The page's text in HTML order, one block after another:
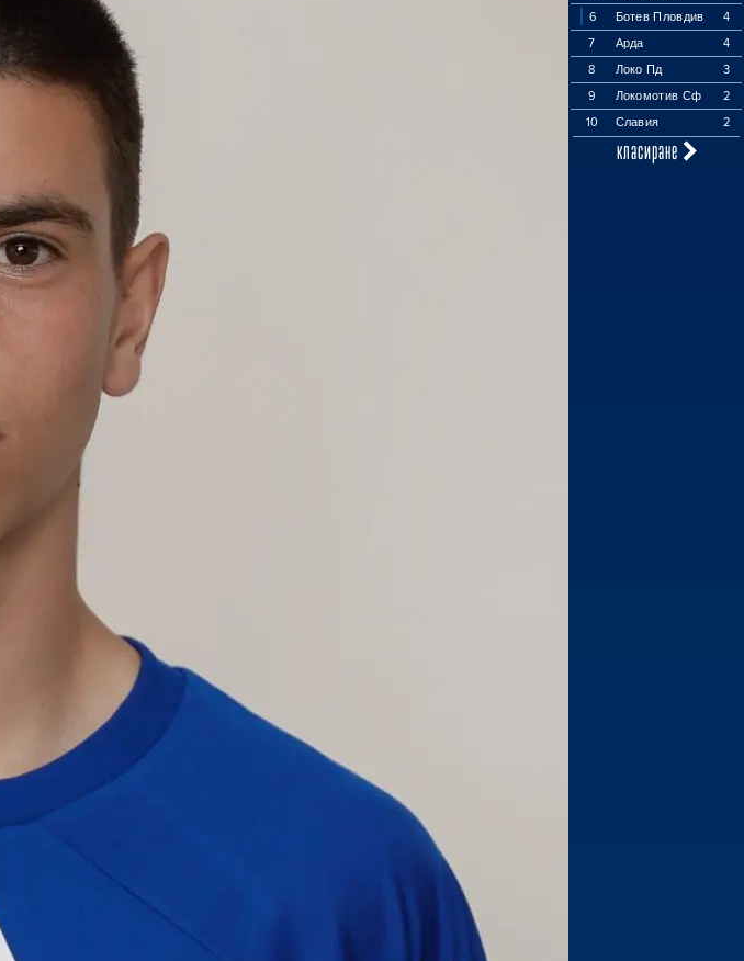
6
Ботев Пловдив
4
7
Арда
4
8
Локо Пд
3
9
Локомотив Сф
2
10
Славия 2
класиране